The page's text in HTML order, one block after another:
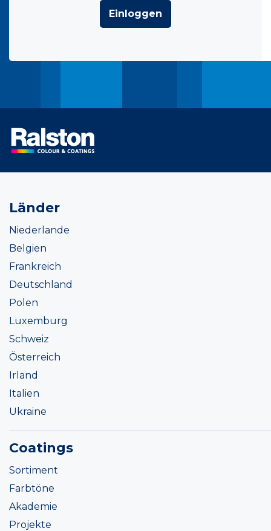
Einloggen
Länder
Niederlande
Belgien
Frankreich
Deutschland
Polen
Luxemburg
Schweiz
Österreich
Irland
Italien
Ukraine
Coatings
Sortiment
Farbtöne
Akademie
Projekte